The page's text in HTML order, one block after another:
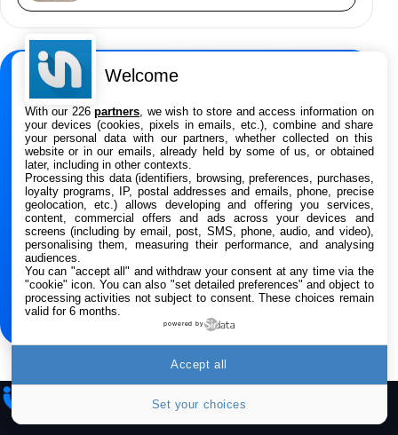
Panasonic KX-TG6822 Téléphones Sans fil
Répondeur Ecran [Version Française]
Smartphone APPLE iPhone 15 Noir 128Go
489,99€ 499,99€Boulanger
Smartphone APPLE iPhone 15 Bleu 128Go
489,99€499,99€Boulanger
Samsung Galaxy A56 5G, Smartphone
Android, 128 Go, Smartphone déverrouillé,
Gris
284,99€ 431,39€Cdiscount (Vendeur Tiers)
Jabra Biz 1500 USB-A Casque Stereo -
Casque Filaire avec Microphone Antibruit,
Unité de Contrôle et Protection contre les
Pics de Volume pour Téléphones de Bureau
et Softphones
NEWSLETTER
Ne manquez rien de
l’actualité Apple
Recevez les dernières news, rumeurs, tests et
bons plans chaque semaine.
Adresse e-mail
S’inscrire
Addict
Welcome
With our 226partners , we wish to store and access information on
your devices (cookies, pixels in emails, etc.), combine and share
your personal data with our partners, whether collected on this
website or in our emails, already held by some of us, or obtained
later, including in other contexts.
Processing this data (identifiers, browsing, preferences, purchases,
loyalty programs, IP, postal addresses and emails, phone, precise
geolocation, etc.) allows developing and offering you services,
content, commercial offers and ads across your devices and
screens (including by email, post, SMS, phone, audio, and video),
personalising them, measuring their performance, and analysing
audiences.
You can "accept all" and withdraw your consent at any time via the
"cookie" icon. You can also "set detailed preferences" and object to
processing activities not subject to consent. These choices remain
valid for 6 months.
powered by
Set your choices
Accept all